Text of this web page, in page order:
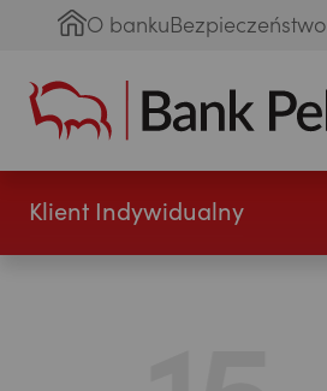
O bankuBezpieczeństwo
Klient Indywidualny